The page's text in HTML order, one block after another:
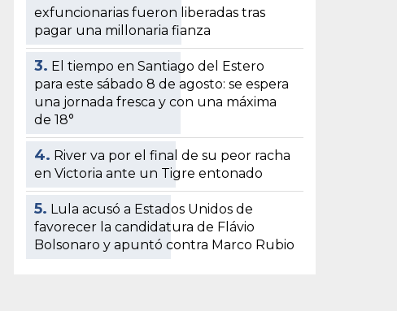
exfuncionarias fueron liberadas tras
pagar una millonaria fianza
3. El tiempo en Santiago del Estero
para este sábado 8 de agosto: se espera
una jornada fresca y con una máxima
de 18°
4. River va por el final de su peor racha
en Victoria ante un Tigre entonado
5. Lula acusó a Estados Unidos de
favorecer la candidatura de Flávio
Bolsonaro y apuntó contra Marco Rubio